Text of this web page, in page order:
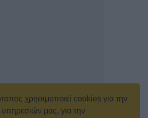
χρησιμοποιεί cookies για την
μας, για την